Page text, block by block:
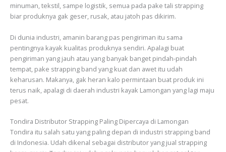
minuman, tekstil, sampe logistik, semua pada pake tali strapping
biar produknya gak geser, rusak, atau jatoh pas dikirim.
Di dunia industri, amanin barang pas pengiriman itu sama
pentingnya kayak kualitas produknya sendiri. Apalagi buat
pengiriman yang jauh atau yang banyak banget pindah-pindah
tempat, pake strapping band yang kuat dan awet itu udah
keharusan. Makanya, gak heran kalo permintaan buat produk ini
terus naik, apalagi di daerah industri kayak Lamongan yang lagi maju
pesat.
Tondira Distributor Strapping Paling Dipercaya di Lamongan
Tondira itu salah satu yang paling depan di industri strapping band
di Indonesia. Udah dikenal sebagai distributor yang jual strapping